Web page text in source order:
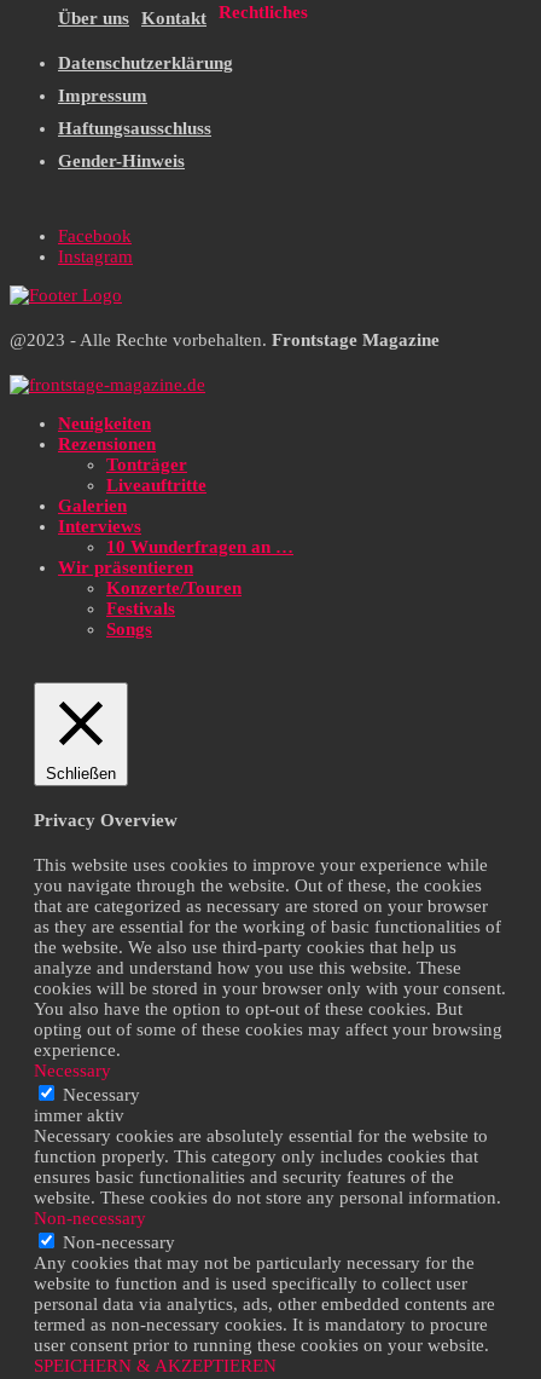
Über uns Kontakt Rechtliches
Datenschutzerklärung
Impressum
Haftungsausschluss
Gender-Hinweis
Facebook
Instagram
@2023 - Alle Rechte vorbehalten. Frontstage Magazine
Neuigkeiten
Rezensionen
Tonträger
Liveauftritte
Galerien
Interviews
10 Wunderfragen an …
Wir präsentieren
Konzerte/Touren
Festivals
Songs
Schließen
Privacy Overview
This website uses cookies to improve your experience while
you navigate through the website. Out of these, the cookies
that are categorized as necessary are stored on your browser
as they are essential for the working of basic functionalities of
the website. We also use third-party cookies that help us
analyze and understand how you use this website. These
cookies will be stored in your browser only with your consent.
You also have the option to opt-out of these cookies. But
opting out of some of these cookies may affect your browsing
experience.
Necessary
Necessary
immer aktiv
Necessary cookies are absolutely essential for the website to
function properly. This category only includes cookies that
ensures basic functionalities and security features of the
website. These cookies do not store any personal information.
Non-necessary
Non-necessary
Any cookies that may not be particularly necessary for the
website to function and is used specifically to collect user
personal data via analytics, ads, other embedded contents are
termed as non-necessary cookies. It is mandatory to procure
user consent prior to running these cookies on your website.
SPEICHERN & AKZEPTIEREN